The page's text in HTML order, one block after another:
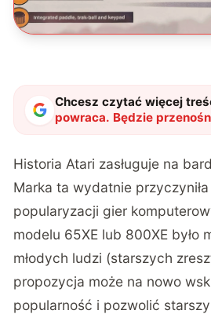
Chcesz czytać więcej
powraca. Będzie
bardziej się nie da"?
Historia Atari zasługuje na
Marka ta wydatnie
popularyzacji gier
modelu 65XE lub 800XE było
młodych ludzi (starszych
propozycja może na nowo
popularność i pozwolić